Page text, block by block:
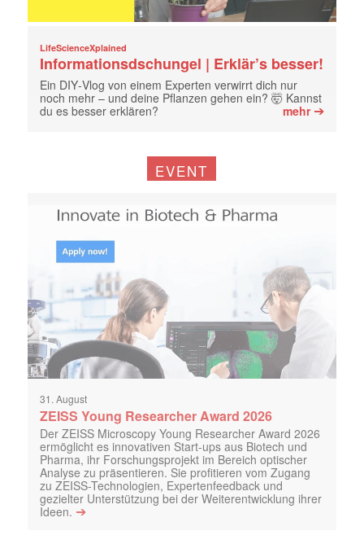
LifeScienceXplained
Informationsdschungel | Erklär’s besser!
Ein DIY‑Vlog von einem Experten verwirrt dich nur
noch mehr – und deine Pflanzen gehen ein? 🤯 Kannst
du es besser erklären?
mehr➔
EVENT
31. August
ZEISS Young Researcher Award 2026
Der ZEISS Microscopy Young Researcher Award 2026
ermöglicht es innovativen Start-ups aus Biotech und
Pharma, ihr Forschungsprojekt im Bereich optischer
Analyse zu präsentieren. Sie profitieren vom Zugang
zu ZEISS-Technologien, Expertenfeedback und
gezielter Unterstützung bei der Weiterentwicklung ihrer
Ideen. ➔